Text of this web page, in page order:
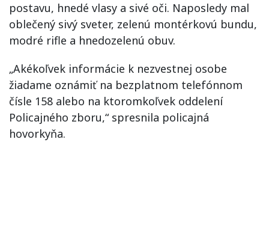
postavu, hnedé vlasy a sivé oči. Naposledy mal
oblečený sivý sveter, zelenú montérkovú bundu,
modré rifle a hnedozelenú obuv.
„Akékoľvek informácie k nezvestnej osobe
žiadame oznámiť na bezplatnom telefónnom
čísle 158 alebo na ktoromkoľvek oddelení
Policajného zboru,“ spresnila policajná
hovorkyňa.